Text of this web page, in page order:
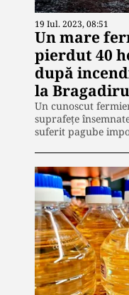
19 Iul. 2023, 08:51
Un mare
pierdut 40
după
la Bragadiru
Un cunoscut
suprafețe
suferit pagube